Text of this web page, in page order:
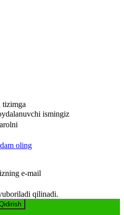
tizimga
ismingiz
oling
e-mail
qilinadi.